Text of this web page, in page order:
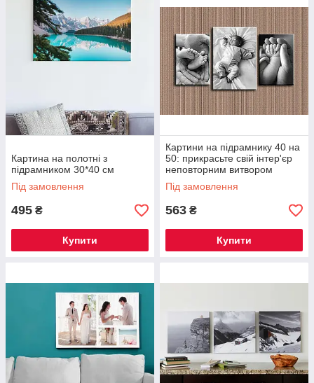
Картина на полотні з
підрамником 30*40 см
Під замовлення
495 ₴
Купити
Картини на підрамнику 40 на
50: прикрасьте свій інтер'єр
неповторним витвором
мистецтва
Під замовлення
563 ₴
Купити